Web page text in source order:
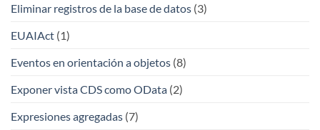
Eliminar registros de la base de datos (3)
EUAIAct (1)
Eventos en orientación a objetos (8)
Exponer vista CDS como OData (2)
Expresiones agregadas (7)